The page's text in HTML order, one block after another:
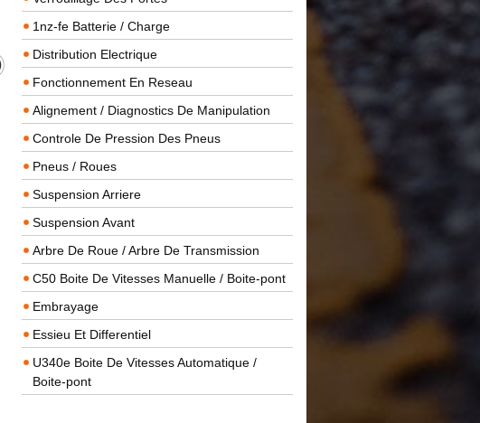
1nz-fe Batterie / Charge
Distribution Electrique
Fonctionnement En Reseau
Alignement / Diagnostics De Manipulation
Controle De Pression Des Pneus
Pneus / Roues
Suspension Arriere
Suspension Avant
Arbre De Roue / Arbre De Transmission
C50 Boite De Vitesses Manuelle / Boite-pont
Embrayage
Essieu Et Differentiel
U340e Boite De Vitesses Automatique /
Boite-pont